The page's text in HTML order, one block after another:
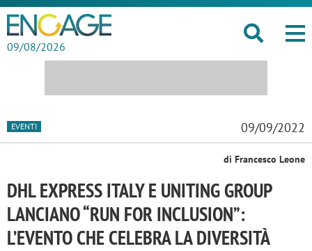
09/08/2026
EVENTI 09/09/2022
di Francesco Leone
DHL EXPRESS ITALY E UNITING GROUP
LANCIANO “RUN FOR INCLUSION”:
L’EVENTO CHE CELEBRA LA DIVERSITÀ